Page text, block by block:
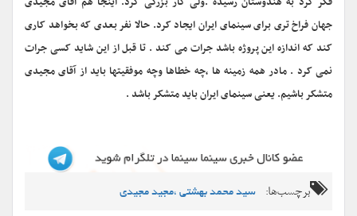
جهان فراخ تری برای سینمای ایران ایجاد کرد. حالا نفر بعدی که بخواهد کاری
کند که اندازه این پروژه باشد جرات می کند . تا قبل از این شاید کسی جرات
نمی کرد . مادر همه زمینه ها ،چه خطاها وچه موفقیتها باید از آقای مجیدی
متشکر باشیم. یعنی سینمای ایران باید متشکر باشد .
برچسب‌ها: سید محمد بهشتی ،مجید مجیدی